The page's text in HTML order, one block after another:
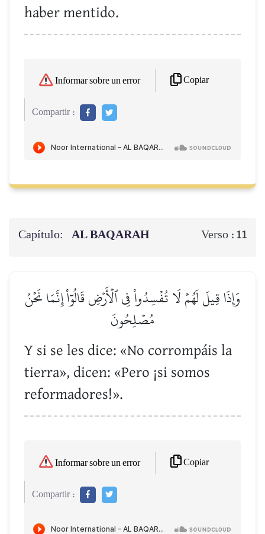
haber mentido.
Informar sobre un error Copiar
Compartir :
Capítulo: AL BAQARAH Verso : 11
وَإِذَا قِيلَ لَهُمۡ لَا تُفۡسِدُواْ فِي ٱلۡأَرۡضِ قَالُوٓاْ إِنَّمَا نَحۡنُ
مُصۡلِحُونَ
Y si se les dice: «No corrompáis la
tierra», dicen: «Pero ¡si somos
reformadores!».
Informar sobre un error Copiar
Compartir :